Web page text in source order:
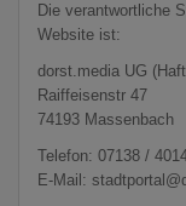
Die verantwortliche
Website ist:
dorst.media UG
Raiffeisenstr 47
74193 Massenbach
Telefon: 07138 /
E-Mail: